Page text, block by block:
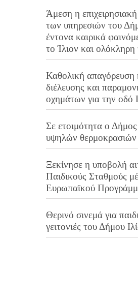
Άμεση η
των υπηρεσιών του
έντονα καιρικά
το Ίλιον και ολόκληρη
Καθολική απαγόρευση
διέλευσης και
οχημάτων για την οδό
Σε ετοιμότητα ο
υψηλών θερμοκρασιών
Ξεκίνησε η υποβολή
Παιδικούς Σταθμούς
Ευρωπαϊκού
Θερινό σινεμά για
γειτονιές του Δήμου